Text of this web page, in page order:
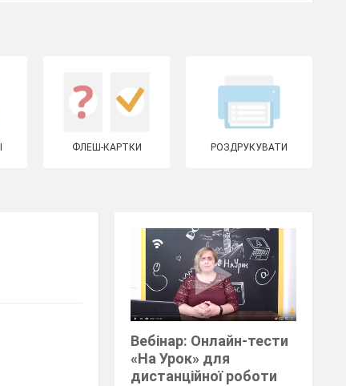
ФЛЕШ-КАРТКИ РОЗДРУКУВАТИ
Вебінар: Онлайн-тести
«На Урок» для
дистанційної роботи